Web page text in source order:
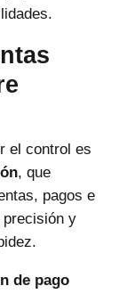
el control es
, que
pagos e
precisión y
de pago